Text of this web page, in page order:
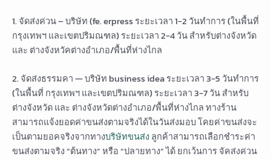
1. จัดส่งค่วน – บริษัท (fe. erpress ระยะเวลา 1-2 วันทำการ (ในพื้นที่
กรุงเทพฯ และเขตปริมณฑล) ระยะเวลา 2-4 วัน สำหรับต่างจังหวัด
และ ต่างจังหวัคต่างอำเภอ/พื้นที่ห่างไกล
2. จัดส่งธรรมคา — บริษัท business idea ระยะเวลา 3-5 วันทำการ
(ในพื้นที่ กรุงเทพฯ และเขตปริมณฑล) ระยะเวลา 3-7 วัน สำหรับ
ต่างจังหวัด และ ต่างจังหวัดต่างอำเภอ/พื้นที่ห่างไกล ทางร้าน
สามารถแจ้งยอดค่าขนส่งตามจริงได้ในวันส่งมอบ โคยค่าขนส่งจะ
เป็นตามยอคจริงจากทางบริษัทขนส่ง ลูกค้าสามารถเลือกชำระค่า
ขนส่งตามจริง “ต้นทาง” หรือ “ปลายทาง” ได้ ยกเว้นการ จัคส่งค่วน